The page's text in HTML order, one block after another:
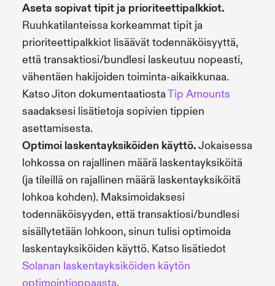
Aseta sopivat tipit ja prioriteettipalkkiot.
Ruuhkatilanteissa korkeammat tipit ja
prioriteettipalkkiot lisäävät todennäköisyyttä,
että transaktiosi/bundlesi laskeutuu nopeasti,
vähentäen hakijoiden toiminta-aikaikkunaa.
Katso Jiton dokumentaatiostaTip Amounts
saadaksesi lisätietoja sopivien tippien
asettamisesta.
Optimoi laskentayksiköiden käyttö.Jokaisessa
lohkossa on rajallinen määrä laskentayksiköitä
(ja tileillä on rajallinen määrä laskentayksiköitä
lohkoa kohden). Maksimoidaksesi
todennäköisyyden, että transaktiosi/bundlesi
sisällytetään lohkoon, sinun tulisi optimoida
laskentayksiköiden käyttö. Katso lisätiedot
Solanan laskentayksiköiden käytön
optimointioppaasta.